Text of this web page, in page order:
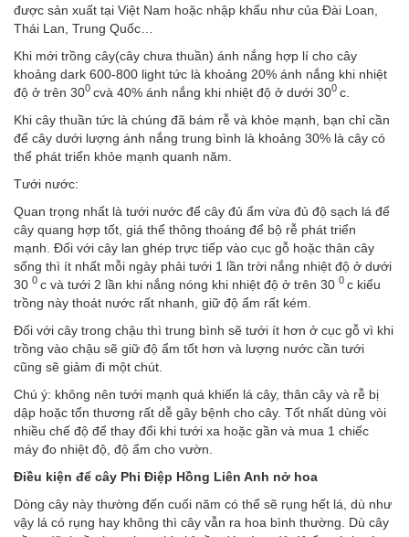
được sản xuất tại Việt Nam hoặc nhập khẩu như của Đài Loan,
Thái Lan, Trung Quốc…
Khi mới trồng cây(cây chưa thuần) ánh nắng hợp lí cho cây
khoảng dark 600-800 light tức là khoảng 20% ánh nắng khi nhiệt
độ ở trên 300 cvà 40% ánh nắng khi nhiệt độ ở dưới 300 c.
Khi cây thuần tức là chúng đã bám rễ và khỏe mạnh, bạn chỉ cần
để cây dưới lượng ánh nắng trung bình là khoảng 30% là cây có
thể phát triển khỏe mạnh quanh năm.
Tưới nước:
Quan trọng nhất là tưới nước để cây đủ ẩm vừa đủ độ sạch lá để
cây quang hợp tốt, giá thể thông thoáng để bộ rễ phát triển
mạnh. Đối với cây lan ghép trực tiếp vào cục gỗ hoặc thân cây
sống thì ít nhất mỗi ngày phải tưới 1 lần trời nắng nhiệt độ ở dưới
30 0 c và tưới 2 lần khi nắng nóng khi nhiệt độ ở trên 30 0 c kiểu
trồng này thoát nước rất nhanh, giữ độ ẩm rất kém.
Đối với cây trong chậu thì trung bình sẽ tưới ít hơn ở cục gỗ vì khi
trồng vào chậu sẽ giữ độ ẩm tốt hơn và lượng nước cần tưới
cũng sẽ giảm đi một chút.
Chú ý: không nên tưới mạnh quá khiến lá cây, thân cây và rễ bị
dập hoặc tổn thương rất dễ gây bệnh cho cây. Tốt nhất dùng vòi
nhiều chế độ để thay đổi khi tưới xa hoặc gần và mua 1 chiếc
máy đo nhiệt độ, độ ẩm cho vườn.
Điều kiện để cây Phi Điệp Hồng Liên Anh nở hoa
Dòng cây này thường đến cuối năm có thể sẽ rụng hết lá, dù như
vậy lá có rụng hay không thì cây vẫn ra hoa bình thường. Dù cây